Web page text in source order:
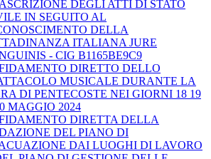
DEGLI ATTI DI STATO
IN SEGUITO AL
DELLA
ITALIANA JURE
- CIG B1165BE9C9
DIRETTO DELLO
MUSICALE DURANTE LA
DI PENTECOSTE NEI GIORNI 18 19
MAGGIO 2024
DIRETTA DELLA
DEL PIANO DI
DAI LUOGHI DI LAVORO